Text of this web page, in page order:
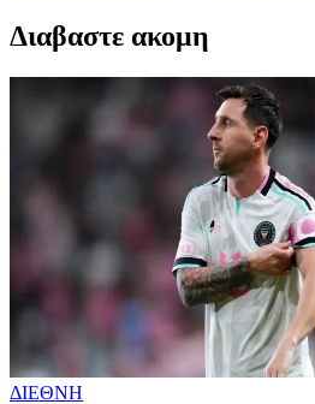
Διαβαστε ακομη
ΔΙΕΘΝΗ